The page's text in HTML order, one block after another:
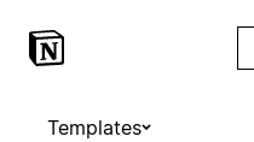
Templates